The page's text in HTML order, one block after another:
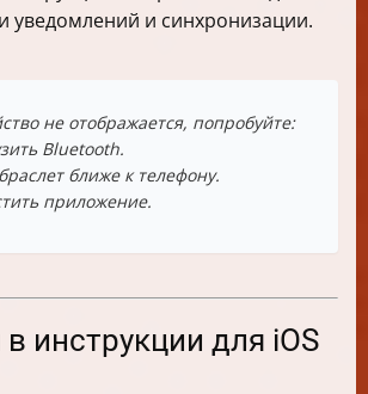
уведомлений и синхронизации.
не отображается, попробуйте:
Bluetooth.
ближе к телефону.
приложение.
инструкции для iOS